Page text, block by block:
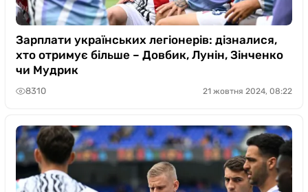
Зарплати українських легіонерів: дізналися,
хто отримує більше – Довбик, Лунін, Зінченко
чи Мудрик
8310 21 жовтня 2024, 08:22